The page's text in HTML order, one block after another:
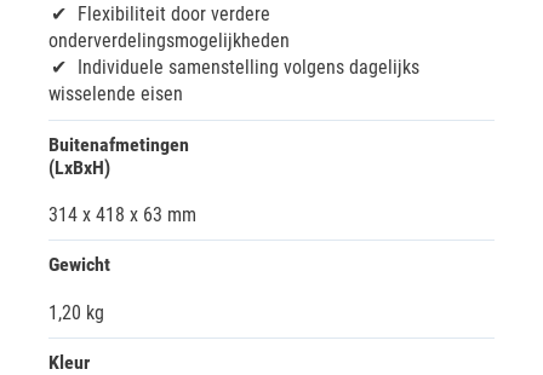
Flexibiliteit door verdere
onderverdelingsmogelijkheden
Individuele samenstelling volgens dagelijks
wisselende eisen
Buitenafmetingen
(LxBxH)
314 x 418 x 63 mm
Gewicht
1,20 kg
Kleur